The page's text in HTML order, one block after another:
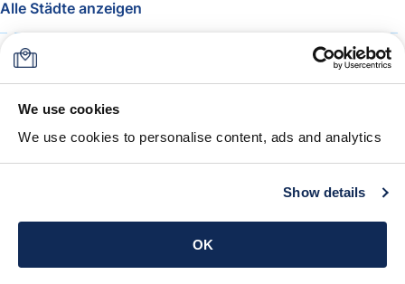
We use cookies
We use cookies to personalise content, ads and analytics
Show details
OK
Alle Städte anzeigen
Über uns
FAQ
Support
Blog
Freigepäck bei Airlines
Die Stasher-Garantie
AGB
App holen